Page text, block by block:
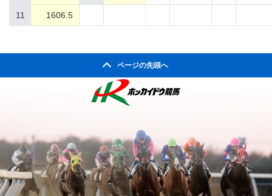
11 1606.5
ページの先頭へ